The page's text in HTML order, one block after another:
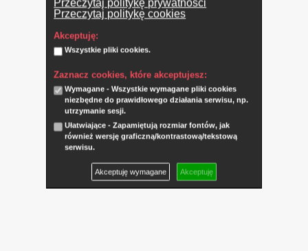
Przeczytaj politykę prywatności
Przeczytaj politykę cookies
Akceptuję:
Wszystkie pliki cookies.
Zaznacz cookies, które akceptujesz:
Wymagane - Wszystkie wymagane pliki cookies
niezbędne do prawidłowego działania serwisu, np.
utrzymanie sesji.
Ułatwiające - Zapamiętują rozmiar fontów, jak
również wersję graficzną/kontrastową/tekstową
serwisu.
Akceptuję wymagane Akceptuję